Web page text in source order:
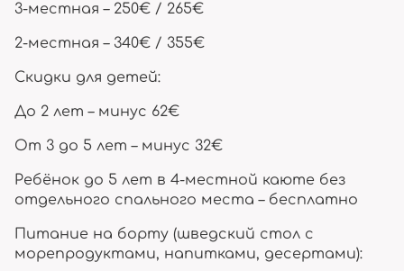
3-местная – 250€ / 265€
2-местная – 340€ / 355€
Скидки для детей:
До 2 лет – минус 62€
От 3 до 5 лет – минус 32€
Ребёнок до 5 лет в 4-местной каюте без
отдельного спального места – бесплатно
Питание на борту (шведский стол с
морепродуктами, напитками, десертами):